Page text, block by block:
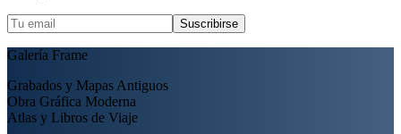
Suscribirse
Galería Frame
Grabados y Mapas Antiguos
Obra Gráfica Moderna
Atlas y Libros de Viaje